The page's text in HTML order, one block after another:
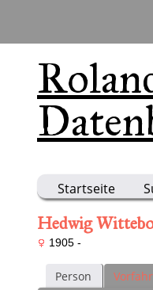
Startseite
Hedwig
1905 -
Person